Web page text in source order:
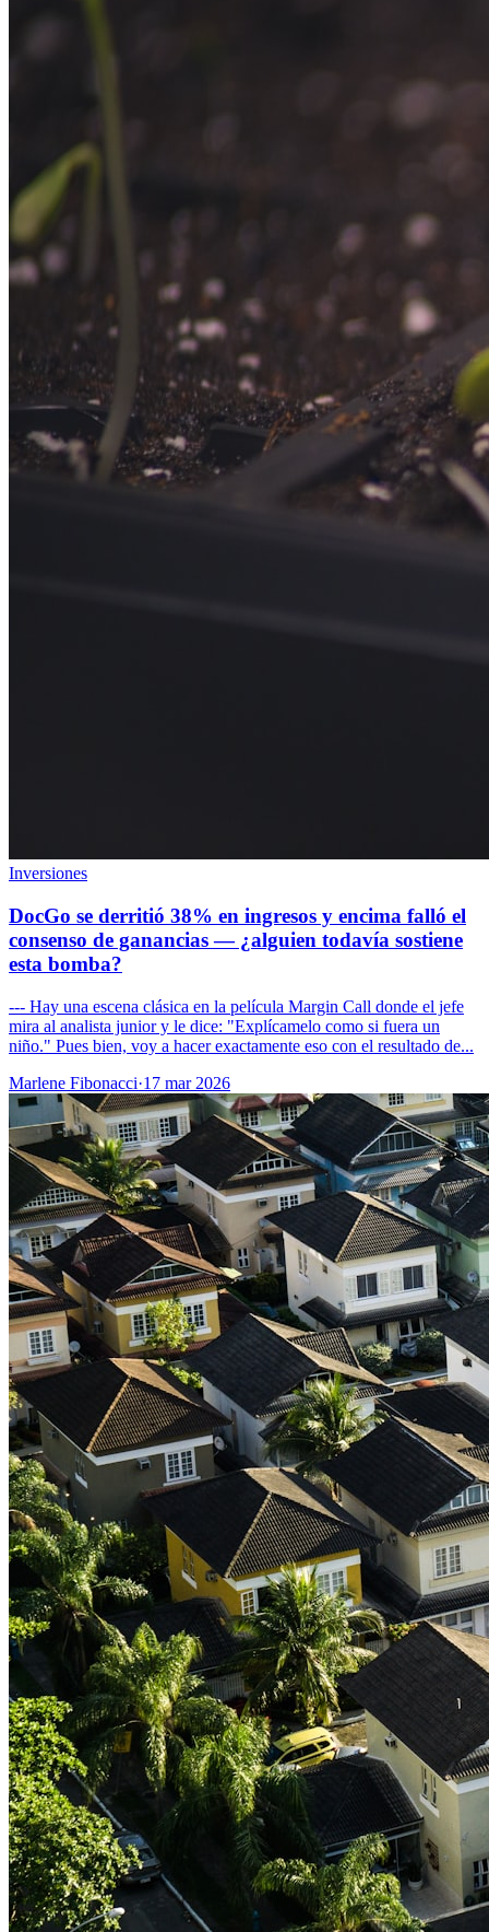
Inversiones
DocGo se derritió 38% en ingresos y encima falló el
consenso de ganancias — ¿alguien todavía sostiene
esta bomba?
--- Hay una escena clásica en la película Margin Call donde el jefe
mira al analista junior y le dice: "Explícamelo como si fuera un
niño." Pues bien, voy a hacer exactamente eso con el resultado de...
Marlene Fibonacci·17 mar 2026